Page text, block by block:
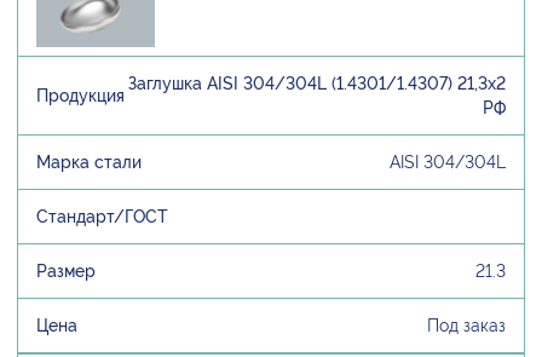
Заглушка AISI 304/304L (1.4301/1.4307) 21,3х2
РФ
AISI 304/304L
21.3
Под заказ